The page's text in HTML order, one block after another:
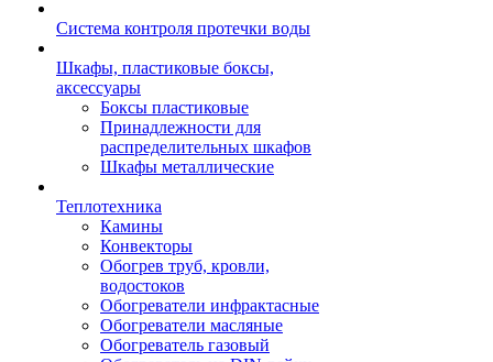
Система контроля протечки воды
Шкафы, пластиковые боксы,
аксессуары
Боксы пластиковые
Принадлежности для
распределительных шкафов
Шкафы металлические
Теплотехника
Камины
Конвекторы
Обогрев труб, кровли,
водостоков
Обогреватели инфрактасные
Обогреватели масляные
Обогреватель газовый